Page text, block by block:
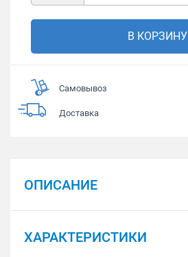
В КОРЗИНУ
Самовывоз
Доставка
ОПИСАНИЕ
ХАРАКТЕРИСТИКИ